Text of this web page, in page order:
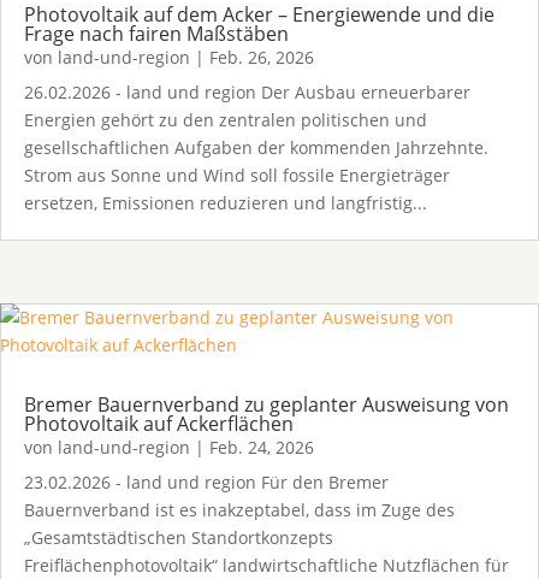
Photovoltaik auf dem Acker – Energiewende und die
Frage nach fairen Maßstäben
von land-und-region | Feb. 26, 2026
26.02.2026 - land und region Der Ausbau erneuerbarer
Energien gehört zu den zentralen politischen und
gesellschaftlichen Aufgaben der kommenden Jahrzehnte.
Strom aus Sonne und Wind soll fossile Energieträger
ersetzen, Emissionen reduzieren und langfristig...
Bremer Bauernverband zu geplanter Ausweisung von
Photovoltaik auf Ackerflächen
von land-und-region | Feb. 24, 2026
23.02.2026 - land und region Für den Bremer
Bauernverband ist es inakzeptabel, dass im Zuge des
„Gesamtstädtischen Standortkonzepts
Freiflächenphotovoltaik“ landwirtschaftliche Nutzflächen für